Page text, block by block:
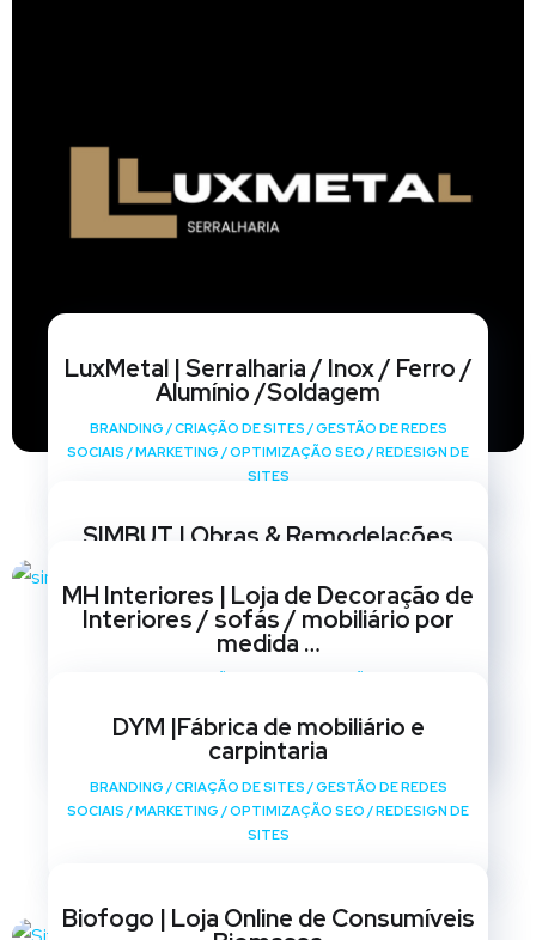
LuxMetal | Serralharia / Inox / Ferro /
Alumínio /Soldagem
BRANDING /CRIAÇÃO DE SITES /GESTÃO DE REDES
SOCIAIS /MARKETING /OPTIMIZAÇÃO SEO /REDESIGN DE
SITES
SIMBUT | Obras & Remodelações
SOCIAIS /MARKETING OPTIMIZAÇÃO SEO/ REDESIGN DE
SITES
MH Interiores | Loja de Decoração de
Interiores / sofás / mobiliário por
medida …
SITES
DYM |Fábrica de mobiliário e
carpintaria
BRANDING /CRIAÇÃO DE SITES /GESTÃO DE REDES
SOCIAIS /MARKETING /OPTIMIZAÇÃO SEO /REDESIGN DE
SITES
Biofogo | Loja Online de Consumíveis